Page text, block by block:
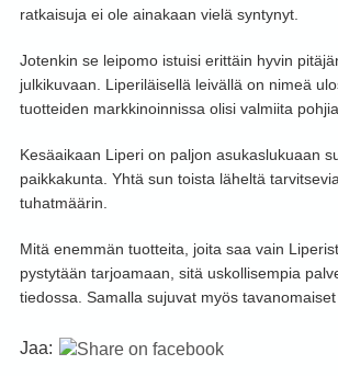
ratkaisuja ei ole ainakaan vielä syntynyt.
Jotenkin se leipomo istuisi erittäin hyvin
julkikuvaan. Liperiläisellä leivällä on nimeä
tuotteiden markkinoinnissa olisi valmiita pohjia.
Kesäaikaan Liperi on paljon asukaslukuaan
paikkakunta. Yhtä sun toista läheltä
tuhatmäärin.
Mitä enemmän tuotteita, joita saa vain
pystytään tarjoamaan, sitä uskollisempia
tiedossa. Samalla sujuvat myös tavanomaiset
Jaa: